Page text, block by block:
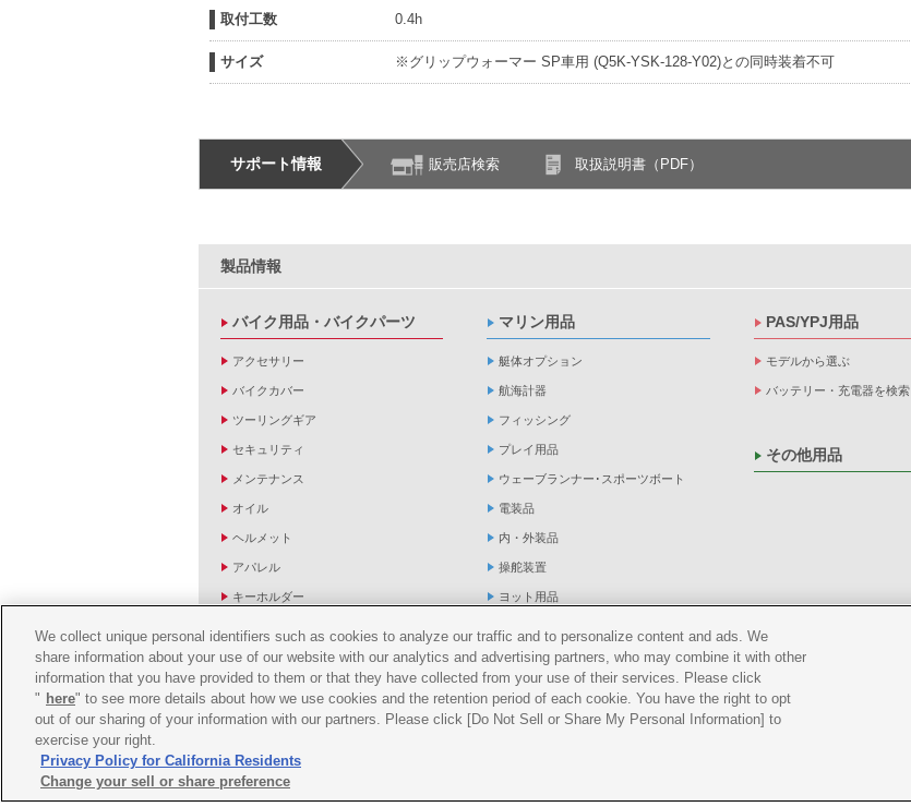
取付工数 0.4h
サイズ ※グリップウォーマー SP車用 (Q5K-YSK-128-Y02)との同時装着不可
サポート情報 販売店検索 取扱説明書（PDF）
製品情報
バイク用品・バイクパーツ
アクセサリー
バイクカバー
ツーリングギア
セキュリティ
メンテナンス
オイル
ヘルメット
アパレル
キーホルダー
バイク雑貨
YZF R1/R6レーシングキットパーツ
マリン用品
艇体オプション
航海計器
フィッシング
プレイ用品
ウェーブランナー･スポーツボート
電装品
内・外装品
操舵装置
ヨット用品
救命品・検査品
メンテナンス
アパレル
PAS/YPJ用品
モデルから選ぶ
バッテリー・充電器を検索
その他用品
We collect unique personal identifiers such as cookies to analyze our traffic and to personalize content and ads. We
share information about your use of our website with our analytics and advertising partners, who may combine it with other
information that you have provided to them or that they have collected from your use of their services. Please click
" here" to see more details about how we use cookies and the retention period of each cookie. You have the right to opt
out of our sharing of your information with our partners. Please click [Do Not Sell or Share My Personal Information] to
exercise your right.
Privacy Policy for California Residents
Change your sell or share preference